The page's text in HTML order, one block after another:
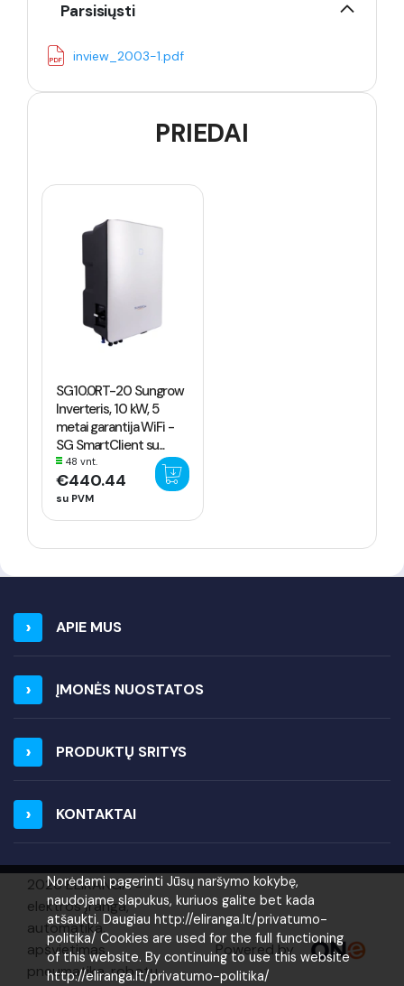
Norėdami pagerinti Jūsų naršymo kokybę,
naudojame slapukus, kuriuos galite bet kada
atšaukti. Daugiau http://eliranga.lt/privatumo-
politika/ Cookies are used for the full functioning
of this website. By continuing to use this website
http://eliranga.lt/privatumo-politika/
Parsisiųsti
inview_2003-1.pdf
PRIEDAI
SG10.0RT-20 Sungrow
Inverteris, 10 kW, 5
metai garantija WiFi -
SG SmartClient su...
48 vnt.
€440.44
su PVM
APIE MUS
ĮMONĖS NUOSTATOS
PRODUKTŲ SRITYS
KONTAKTAI
2026 ELIRANGA =
elektros įranga,
automatika,
apšvietimas,
pneumatika, robotų
Powered by